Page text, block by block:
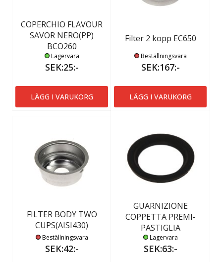
COPERCHIO FLAVOUR
SAVOR NERO(PP)
BCO260
Lagervara
SEK:25:-
LÄGG I VARUKORG
Filter 2 kopp EC650
Beställningsvara
SEK:167:-
LÄGG I VARUKORG
FILTER BODY TWO
CUPS(AISI430)
Beställningsvara
SEK:42:-
GUARNIZIONE
COPPETTA PREMI-
PASTIGLIA
Lagervara
SEK:63:-